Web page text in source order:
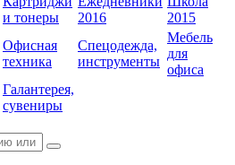
и тонеры
2016
2015
Офисная
техника
Спецодежда,
инструменты
Мебель
для
офиса
Галантерея,
сувениры